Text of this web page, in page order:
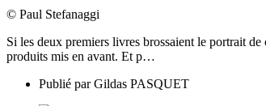
© Paul Stefanaggi
Si les deux premiers livres brossaient le portrait
produits mis en avant. Et p…
Publié parGildas PASQUET